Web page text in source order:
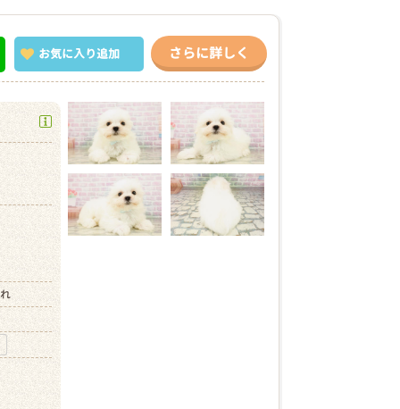
お気に入り追加 さらに詳しく